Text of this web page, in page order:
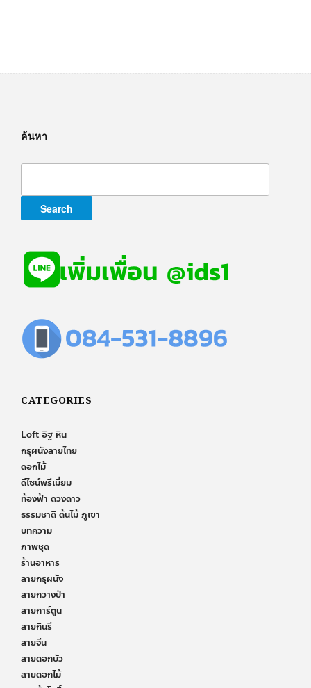
ค้นหา
CATEGORIES
Loft อิฐ หิน
กรุผนังลายไทย
ดอกไม้
ดีไซน์พรีเมี่ยม
ท้องฟ้า ดวงดาว
ธรรมชาติ ต้นไม้ ภูเขา
บทความ
ภาพชุด
ร้านอาหาร
ลายกรุผนัง
ลายกวางป่า
ลายการ์ตูน
ลายกินรี
ลายจีน
ลายดอกบัว
ลายดอกไม้